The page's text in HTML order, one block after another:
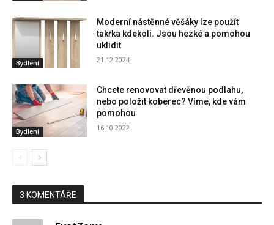
Bydlení
Moderní nástěnné věšáky lze použít
takřka kdekoli. Jsou hezké a pomohou
uklidit
21.12.2024
Bydlení
Chcete renovovat dřevěnou podlahu,
nebo položit koberec? Víme, kde vám
pomohou
16.10.2022
3 KOMENTÁŘE